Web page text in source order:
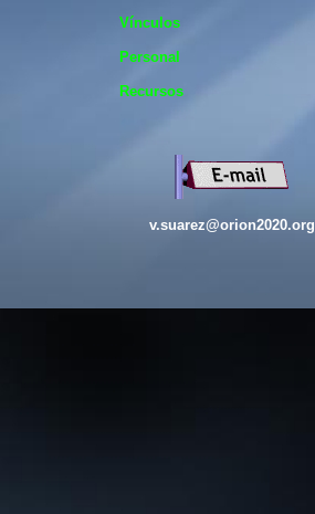
Vínculos
Personal
Recursos
v.suarez@orion2020.org